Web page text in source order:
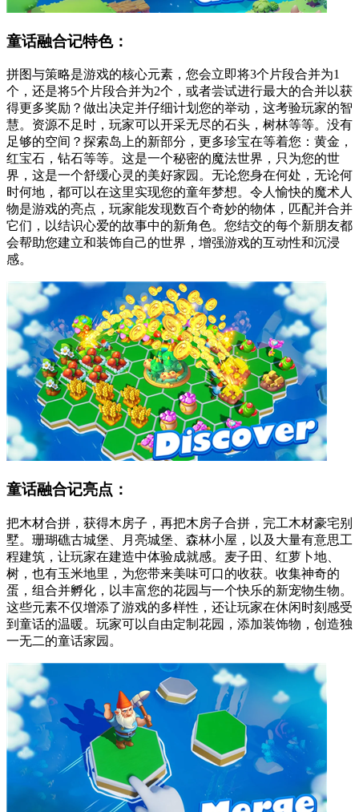
童话融合记特色：
拼图与策略是游戏的核心元素，您会立即将3个片段合并为1
个，还是将5个片段合并为2个，或者尝试进行最大的合并以获
得更多奖励？做出决定并仔细计划您的举动，这考验玩家的智
慧。资源不足时，玩家可以开采无尽的石头，树林等等。没有
足够的空间？探索岛上的新部分，更多珍宝在等着您：黄金，
红宝石，钻石等等。这是一个秘密的魔法世界，只为您的世
界，这是一个舒缓心灵的美好家园。无论您身在何处，无论何
时何地，都可以在这里实现您的童年梦想。令人愉快的魔术人
物是游戏的亮点，玩家能发现数百个奇妙的物体，匹配并合并
它们，以结识心爱的故事中的新角色。您结交的每个新朋友都
会帮助您建立和装饰自己的世界，增强游戏的互动性和沉浸
感。
童话融合记亮点：
把木材合拼，获得木房子，再把木房子合拼，完工木材豪宅别
墅。珊瑚礁古城堡、月亮城堡、森林小屋，以及大量有意思工
程建筑，让玩家在建造中体验成就感。麦子田、红萝卜地、
树，也有玉米地里，为您带来美味可口的收获。收集神奇的
蛋，组合并孵化，以丰富您的花园与一个快乐的新宠物生物。
这些元素不仅增添了游戏的多样性，还让玩家在休闲时刻感受
到童话的温暖。玩家可以自由定制花园，添加装饰物，创造独
一无二的童话家园。